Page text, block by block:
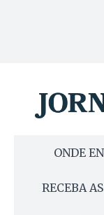
ONDE
RECEBA